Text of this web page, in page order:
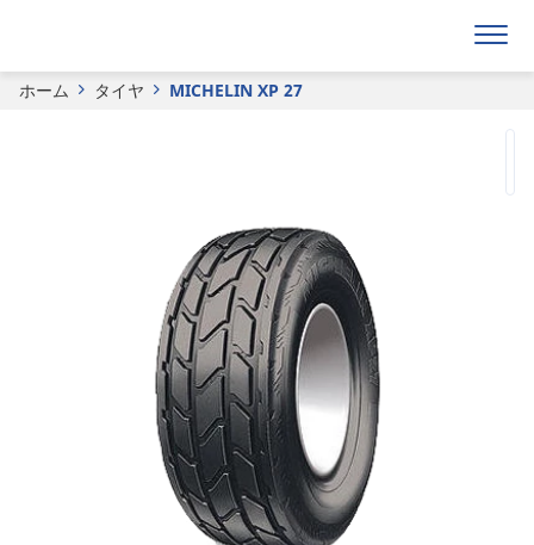
ホーム タイヤ MICHELIN XP 27​